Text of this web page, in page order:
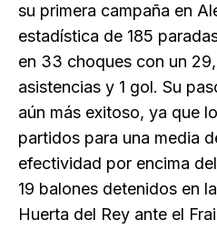
su primera campaña en
estadística de 185
en 33 choques con un
asistencias y 1 gol. Su
aún más exitoso, ya que
partidos para una media
efectividad por encima
19 balones detenidos en
Huerta del Rey ante el